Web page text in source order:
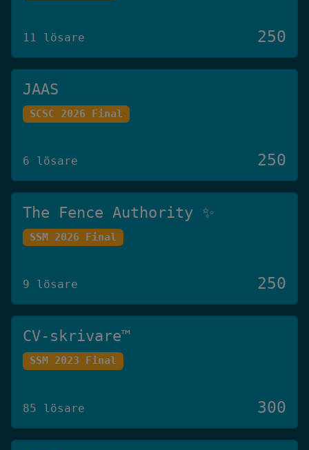
11 lösare 250
JAAS
SCSC 2026 Final
6 lösare 250
The Fence Authority ✨
SSM 2026 Final
9 lösare 250
CV-skrivare™️
SSM 2023 Final
85 lösare 300